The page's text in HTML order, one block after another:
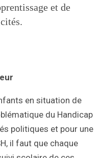
offrir à chacun
Selon la
handicap
soit mieux
meilleure prise